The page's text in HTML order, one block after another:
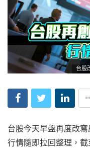
台股
台股今天早盤再度改
行情隨即拉回整理，